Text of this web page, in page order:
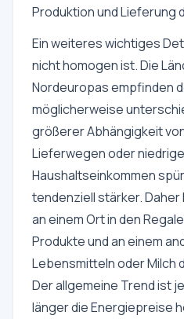
Produktion und Lieferung
Ein weiteres wichtiges
nicht homogen ist. Die
Nordeuropas empfinden
möglicherweise
größerer Abhängigkeit
Lieferwegen oder
Haushaltseinkommen
tendenziell stärker.
an einem Ort in den
Produkte und an einem
Lebensmitteln oder Milch
Der allgemeine Trend ist
länger die Energiepreise